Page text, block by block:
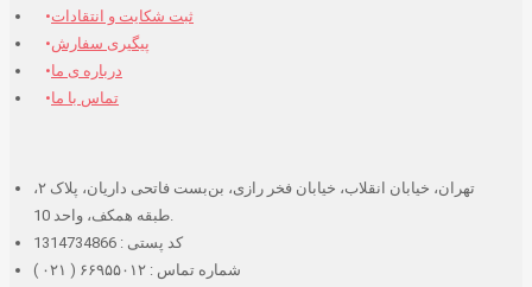
ثبت شکایت و انتقادات
پیگیری سفارش
درباره ی ما
تماس با ما
تهران، خیابان انقلاب، خیابان فخر رازی، بن‌بست فاتحی داریان، پلاک ۲،
طبقه همکف، واحد 10.
کد پستی : 1314734866
شماره تماس : ۶۶۹۵۵۰۱۲ ( ۰۲۱ )